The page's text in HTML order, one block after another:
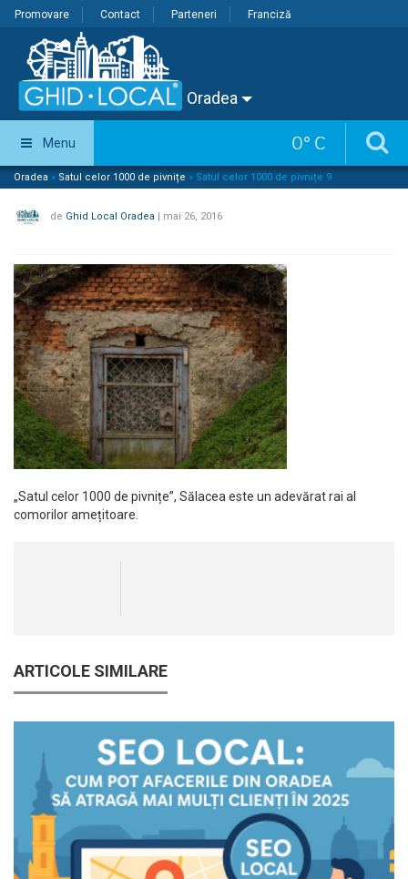
Promovare Contact Parteneri Franciză
Oradea
0° C
Menu
Oradea » Satul celor 1000 de pivnițe » Satul celor 1000 de pivnițe 9
de Ghid Local Oradea | mai 26, 2016
„Satul celor 1000 de pivnițe”, Sălacea este un adevărat rai al
comorilor amețitoare.
ARTICOLE SIMILARE